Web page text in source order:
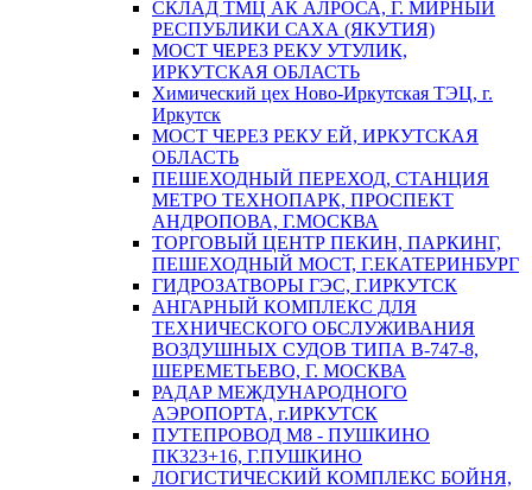
СКЛАД ТМЦ АК АЛРОСА, Г. МИРНЫЙ
РЕСПУБЛИКИ САХА (ЯКУТИЯ)
МОСТ ЧЕРЕЗ РЕКУ УТУЛИК,
ИРКУТСКАЯ ОБЛАСТЬ
Химический цех Ново-Иркутская ТЭЦ, г.
Иркутск
МОСТ ЧЕРЕЗ РЕКУ ЕЙ, ИРКУТСКАЯ
ОБЛАСТЬ
ПЕШЕХОДНЫЙ ПЕРЕХОД, СТАНЦИЯ
МЕТРО ТЕХНОПАРК, ПРОСПЕКТ
АНДРОПОВА, Г.МОСКВА
ТОРГОВЫЙ ЦЕНТР ПЕКИН, ПАРКИНГ,
ПЕШЕХОДНЫЙ МОСТ, Г.ЕКАТЕРИНБУРГ
ГИДРОЗАТВОРЫ ГЭС, Г.ИРКУТСК
АНГАРНЫЙ КОМПЛЕКС ДЛЯ
ТЕХНИЧЕСКОГО ОБСЛУЖИВАНИЯ
ВОЗДУШНЫХ СУДОВ ТИПА В-747-8,
ШЕРЕМЕТЬЕВО, Г. МОСКВА
РАДАР МЕЖДУНАРОДНОГО
АЭРОПОРТА, г.ИРКУТСК
ПУТЕПРОВОД М8 - ПУШКИНО
ПК323+16, Г.ПУШКИНО
ЛОГИСТИЧЕСКИЙ КОМПЛЕКС БОЙНЯ,